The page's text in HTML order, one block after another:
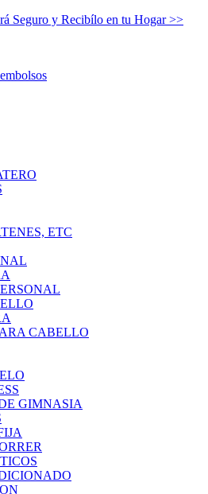
Seguro y Recibílo en tu Hogar >>
ETC
CABELLO
GIMNASIA